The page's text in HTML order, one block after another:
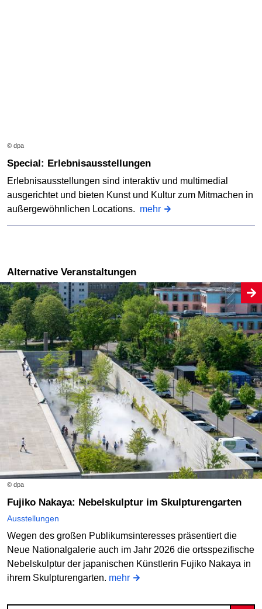
© dpa
Special: Erlebnisausstellungen
Erlebnisausstellungen sind interaktiv und multimedial
ausgerichtet und bieten Kunst und Kultur zum Mitmachen in
außergewöhnlichen Locations. mehr
Alternative Veranstaltungen
© dpa
Fujiko Nakaya: Nebelskulptur im Skulpturengarten
Ausstellungen
Wegen des großen Publikumsinteresses präsentiert die
Neue Nationalgalerie auch im Jahr 2026 die ortsspezifische
Nebelskulptur der japanischen Künstlerin Fujiko Nakaya in
ihrem Skulpturengarten. mehr